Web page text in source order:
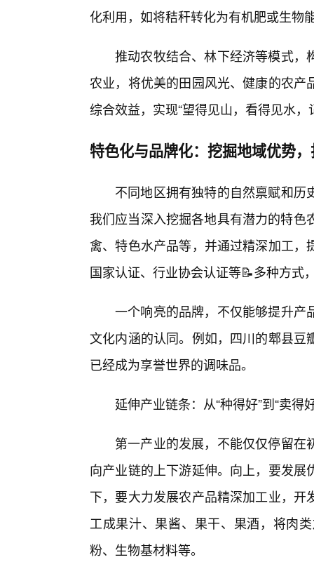
化利用，如将秸秆转化为有机肥或生物
推动农牧结合、林下经济等模式，
农业，将优美的田园风光、健康的农
综合效益，实现“望得见山，看得见水
特色化与品牌化：挖掘地域优势
不同地区拥有独特的自然禀赋和
我们应当深入挖掘各地具有潜力的特
禽、特色水产品等，并通过精深加工
国家认证、行业协会认证等📝多种方式
一个响亮的品牌，不仅能够提升产
文化内涵的认同。例如，四川的郫县
已经成为享誉世界的调味品。
延伸产业链条：从“种得好”到“卖得
第一产业的发展，不能仅仅停留
向产业链的上下游延伸。向上，要发
下，要大力发展农产品精深加工业，
工成果汁、果酱、果干、果酒，将肉
粉、生物基材料等。